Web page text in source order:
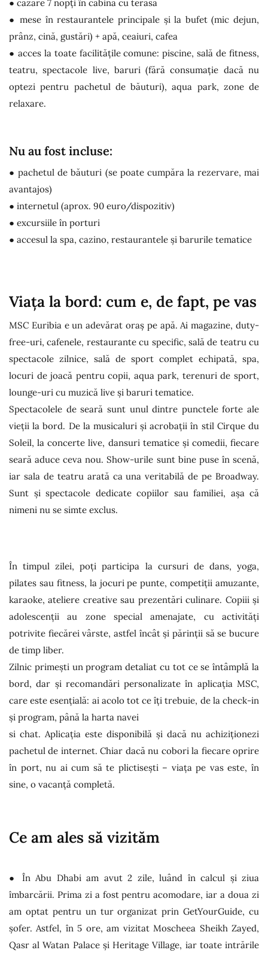
● cazare 7 nopți în cabină cu terasă
● mese în restaurantele principale și la bufet (mic dejun,
prânz, cină, gustări) + apă, ceaiuri, cafea
● acces la toate facilitățile comune: piscine, sală de fitness,
teatru, spectacole live, baruri (fără consumație dacă nu
optezi pentru pachetul de băuturi), aqua park, zone de
relaxare.
Nu au fost incluse:
● pachetul de băuturi (se poate cumpăra la rezervare, mai
avantajos)
● internetul (aprox. 90 euro/dispozitiv)
● excursiile în porturi
● accesul la spa, cazino, restaurantele și barurile tematice
Viața la bord: cum e, de fapt, pe vas
MSC Euribia e un adevărat oraș pe apă. Ai magazine, duty-
free-uri, cafenele, restaurante cu specific, sală de teatru cu
spectacole zilnice, sală de sport complet echipată, spa,
locuri de joacă pentru copii, aqua park, terenuri de sport,
lounge-uri cu muzică live și baruri tematice.
Spectacolele de seară sunt unul dintre punctele forte ale
vieții la bord. De la musicaluri și acrobații în stil Cirque du
Soleil, la concerte live, dansuri tematice și comedii, fiecare
seară aduce ceva nou. Show-urile sunt bine puse în scenă,
iar sala de teatru arată ca una veritabilă de pe Broadway.
Sunt și spectacole dedicate copiilor sau familiei, așa că
nimeni nu se simte exclus.
În timpul zilei, poți participa la cursuri de dans, yoga,
pilates sau fitness, la jocuri pe punte, competiții amuzante,
karaoke, ateliere creative sau prezentări culinare. Copiii și
adolescenții au zone special amenajate, cu activități
potrivite fiecărei vârste, astfel încât și părinții să se bucure
de timp liber.
Zilnic primești un program detaliat cu tot ce se întâmplă la
bord, dar și recomandări personalizate în aplicația MSC,
care este esențială: ai acolo tot ce îți trebuie, de la check-in
și program, până la harta navei
si chat. Aplicația este disponibilă și dacă nu achiziționezi
pachetul de internet. Chiar dacă nu cobori la fiecare oprire
în port, nu ai cum să te plictisești – viața pe vas este, în
sine, o vacanță completă.
Ce am ales să vizităm
● În Abu Dhabi am avut 2 zile, luând în calcul și ziua
îmbarcării. Prima zi a fost pentru acomodare, iar a doua zi
am optat pentru un tur organizat prin GetYourGuide, cu
șofer. Astfel, în 5 ore, am vizitat Moscheea Sheikh Zayed,
Qasr al Watan Palace și Heritage Village, iar toate intrările